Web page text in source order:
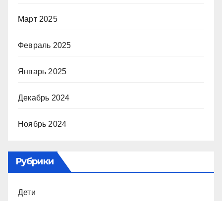
Март 2025
Февраль 2025
Январь 2025
Декабрь 2024
Ноябрь 2024
Рубрики
Дети